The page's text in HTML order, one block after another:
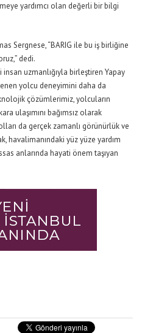
yardımcı olan değerli bir bilgi
Sergnese, “BARIG ile bu iş birliğine
dedi.
uzmanlığıyla birleştiren Yapay
yolcu deneyimini daha da
çözümlerimiz, yolcuların
ulaşımını bağımsız olarak
da gerçek zamanlı görünürlük ve
havalimanındaki yüz yüze yardım
anlarında hayati önem taşıyan